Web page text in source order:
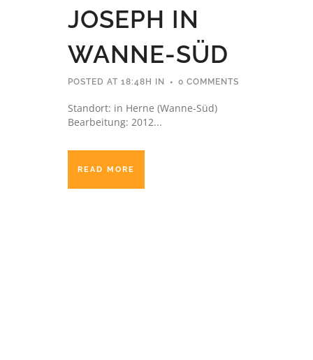
JOSEPH IN
WANNE-SÜD
POSTED AT 18:48H IN 0 COMMENTS
Standort: in Herne (Wanne-Süd)
Bearbeitung: 2012...
READ MORE